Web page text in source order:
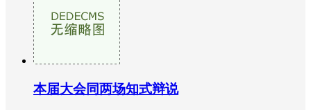
本届大会同两场知式辩说